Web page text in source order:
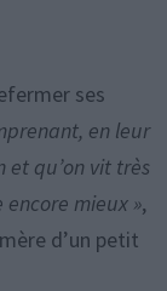
ses
en leur
et qu’on vit très
encore mieux »,
d’un petit